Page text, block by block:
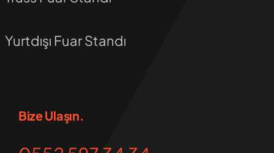
Yurtdışı Fuar Standı
Bize Ulaşın.